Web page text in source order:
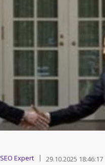
SEO Expert 29.10.2025 18:46:17